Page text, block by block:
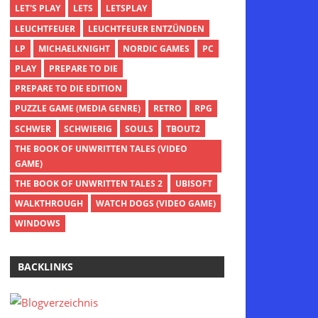
LET'S PLAY
LETS
LETSPLAY
LEUCHTFEUER
LEUCHTFEUER ENTZÜNDEN
LP
MICHAELKNIGHT NORDIC GAMES
PC
PLAY
PREPARE TO DIE
PREPARE TO DIE EDITION
PUZZLE GAME (MEDIA GENRE)
RETRO
RPG
SCHWER
SCHWIERIG SOULS
TBOUT2
THE BOOK OF UNWRITTEN TALES (VIDEO
GAME)
THE BOOK OF UNWRITTEN TALES 2
UBISOFT
WALKTHROUGH
WATCH DOGS (VIDEO GAME)
WINDOWS
BACKLINKS